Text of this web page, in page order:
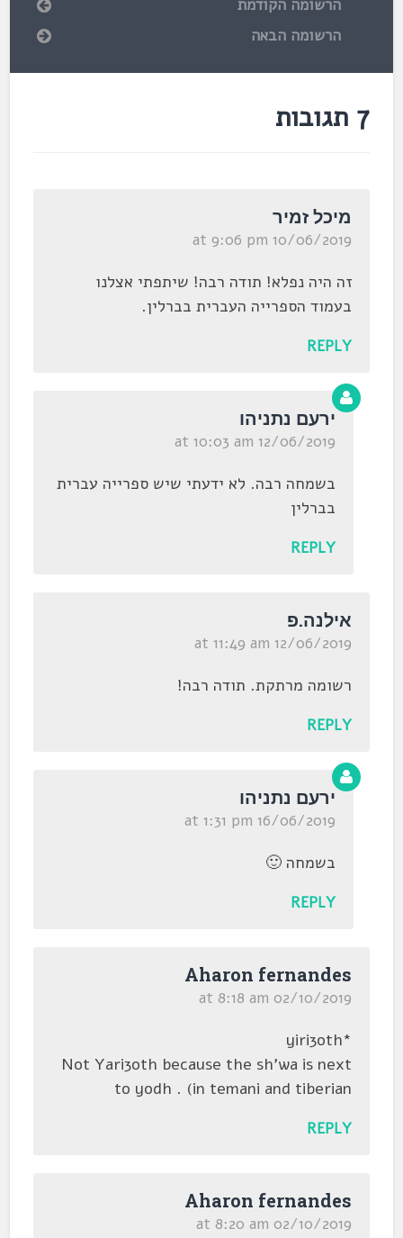
הרשומה הקודמת
הרשומה הבאה
7 תגובות
מיכל זמיר
10/06/2019 at 9:06 pm
זה היה נפלא! תודה רבה! שיתפתי אצלנו
בעמוד הספרייה העברית בברלין.
REPLY
ירעם נתניהו
12/06/2019 at 10:03 am
בשמחה רבה. לא ידעתי שיש ספרייה עברית
בברלין
REPLY
אילנה.פ
12/06/2019 at 11:49 am
רשומה מרתקת. תודה רבה!
REPLY
ירעם נתניהו
16/06/2019 at 1:31 pm
בשמחה 🙂
REPLY
Aharon fernandes
02/10/2019 at 8:18 am
*yiri3oth
Not Yari3oth because the sh'wa is next
to yodh . (in temani and tiberian
REPLY
Aharon fernandes
02/10/2019 at 8:20 am